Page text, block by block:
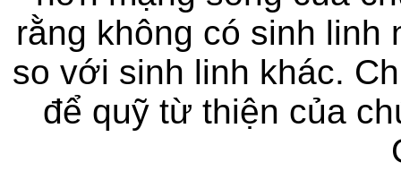
rằng không có sinh linh
so với sinh linh khác.
để quỹ từ thiện của